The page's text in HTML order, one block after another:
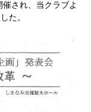
され、当クラブよ
た。